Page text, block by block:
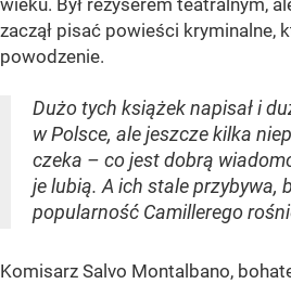
zaczął pisać powieści kryminalne,
powodzenie.
Dużo tych książek napisał i
w Polsce, ale jeszcze kilka
czeka – co jest dobrą
je lubią. A ich stale przybywa,
popularność Camillerego
Komisarz Salvo Montalbano,